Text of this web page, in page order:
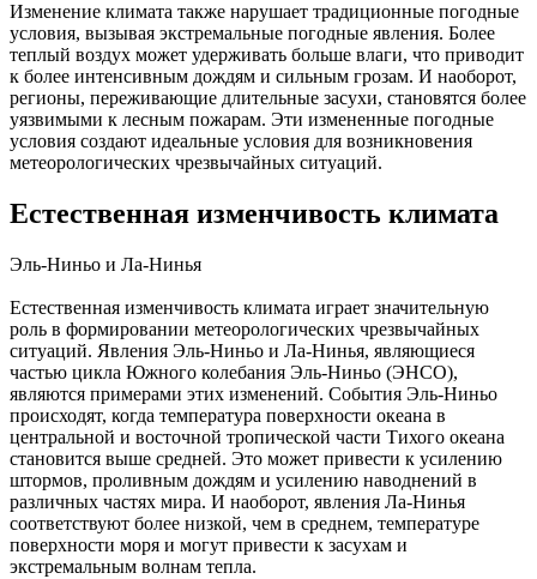
Изменение климата также нарушает традиционные погодные
условия, вызывая экстремальные погодные явления. Более
теплый воздух может удерживать больше влаги, что приводит
к более интенсивным дождям и сильным грозам. И наоборот,
регионы, переживающие длительные засухи, становятся более
уязвимыми к лесным пожарам. Эти измененные погодные
условия создают идеальные условия для возникновения
метеорологических чрезвычайных ситуаций.
Естественная изменчивость климата
Эль-Ниньо и Ла-Нинья
Естественная изменчивость климата играет значительную
роль в формировании метеорологических чрезвычайных
ситуаций. Явления Эль-Ниньо и Ла-Нинья, являющиеся
частью цикла Южного колебания Эль-Ниньо (ЭНСО),
являются примерами этих изменений. События Эль-Ниньо
происходят, когда температура поверхности океана в
центральной и восточной тропической части Тихого океана
становится выше средней. Это может привести к усилению
штормов, проливным дождям и усилению наводнений в
различных частях мира. И наоборот, явления Ла-Нинья
соответствуют более низкой, чем в среднем, температуре
поверхности моря и могут привести к засухам и
экстремальным волнам тепла.